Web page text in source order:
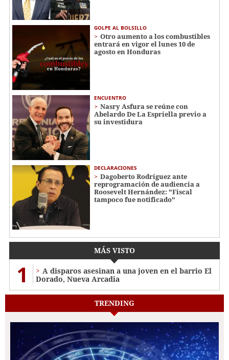
GOLPE AL BOLSILLO
Otro aumento a los combustibles
entrará en vigor el lunes 10 de
agosto en Honduras
ENCUENTRO
Nasry Asfura se reúne con
Abelardo De La Espriella previo a
su investidura
DECLARACIONES
Dagoberto Rodríguez ante
reprogramación de audiencia a
Roosevelt Hernández: "Fiscal
tampoco fue notificado"
MÁS VISTO
1
A disparos asesinan a una joven en el barrio El
Dorado, Nueva Arcadia
TRENDING